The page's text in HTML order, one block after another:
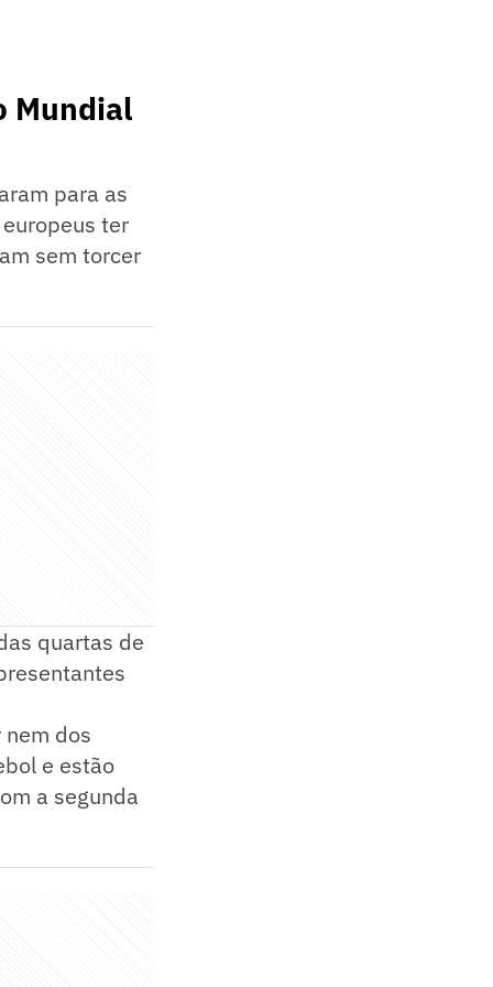
Mundial
para as
ter
sem torcer
quartas de
dos
e estão
a segunda